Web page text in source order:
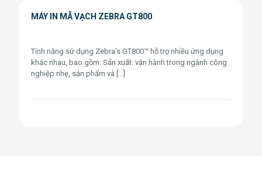
MÁY IN MÃ VẠCH ZEBRA GT800
Tính năng sử dụng Zebra’s GT800™ hỗ trợ nhiều ứng dụng
khác nhau, bao gồm: Sản xuất: vận hành trong ngành công
nghiệp nhẹ, sản phẩm và […]